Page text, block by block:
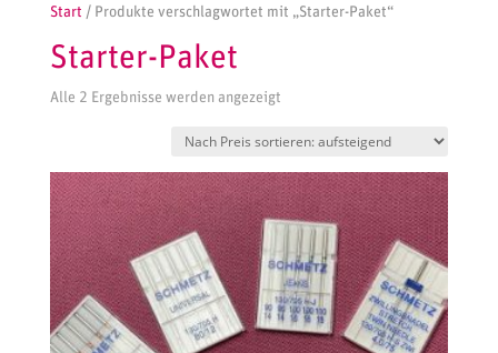
Start / Produkte verschlagwortet mit „Starter-Paket“
Starter-Paket
Alle 2 Ergebnisse werden angezeigtNach
sortiert:
aufsteigend